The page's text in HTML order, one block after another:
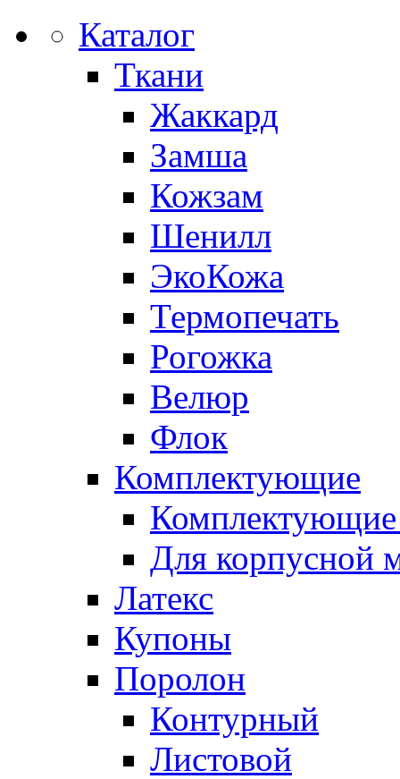
Каталог
Ткани
Жаккард
Замша
Кожзам
Шенилл
ЭкоКожа
Термопечать
Рогожка
Велюр
Флок
Комплектующие
Комплектующие
Для корпусной
Латекс
Купоны
Поролон
Контурный
Листовой